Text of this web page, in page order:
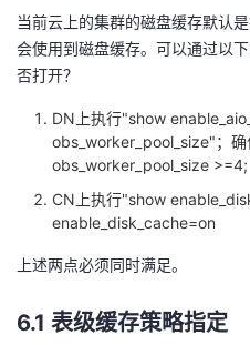
当前云上的集群的磁盘缓存默认
会使用到磁盘缓存。可以通过以
否打开？
DN上执行"show
obs_worker_pool_size"；
obs_worker_pool_size >=4;
CN上执行"show
enable_disk_cache=on
上述两点必须同时满足。
6.1 表级缓存策略指定